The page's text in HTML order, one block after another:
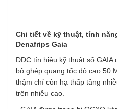
Chi tiết về kỹ thuật, tính
Denafrips Gaia
DDC tín hiệu kỹ thuật số
bộ ghép quang tốc độ cao 50
thậm chí còn hạ thấp tầng
trên nhiễu cao.